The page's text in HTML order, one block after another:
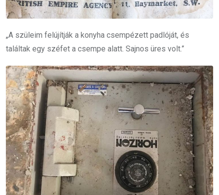
„A szüleim felújítják a konyha csempézett padlóját, és
találtak egy széfet a csempe alatt. Sajnos üres volt.”